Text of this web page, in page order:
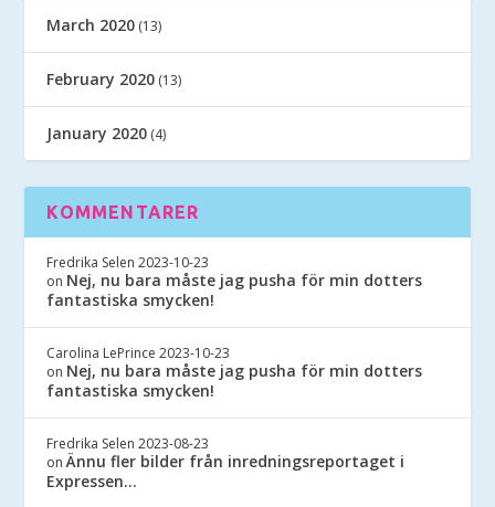
March 2020 (13)
February 2020 (13)
January 2020 (4)
KOMMENTARER
Fredrika Selen 2023-10-23
on Nej, nu bara måste jag pusha för min dotters
fantastiska smycken!
Carolina LePrince 2023-10-23
on Nej, nu bara måste jag pusha för min dotters
fantastiska smycken!
Fredrika Selen 2023-08-23
onÄnnu fler bilder från inredningsreportaget i
Expressen…